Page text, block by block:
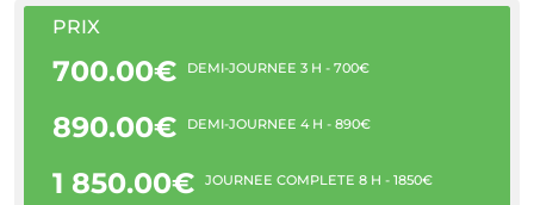
PRIX
700.00€ DEMI-JOURNÉE 3 H - 700€
890.00€ DEMI-JOURNÉE 4 H - 890€
1 850.00€ JOURNÉE COMPLÈTE 8 H - 1850€